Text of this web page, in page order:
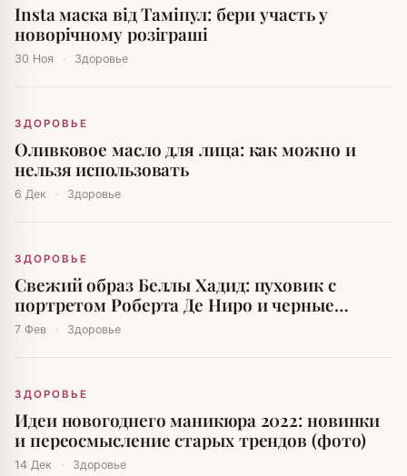
Insta маска від Таміпул: бери участь у
новорічному розіграші
30 Ноя · Здоровье
ЗДОРОВЬЕ
Оливковое масло для лица: как можно и
нельзя использовать
6 Дек · Здоровье
ЗДОРОВЬЕ
Свежий образ Беллы Хадид: пуховик с
портретом Роберта Де Ниро и черные
объемные брюки
7 Фев · Здоровье
ЗДОРОВЬЕ
Идеи новогоднего маникюра 2022: новинки
и переосмысление старых трендов (фото)
14 Дек · Здоровье